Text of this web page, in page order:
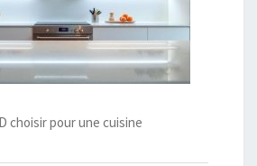
choisir pour une cuisine